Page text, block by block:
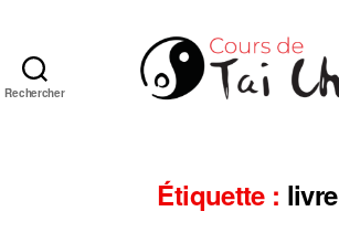
Rechercher
Chi
Chuan
Étiquette : livre